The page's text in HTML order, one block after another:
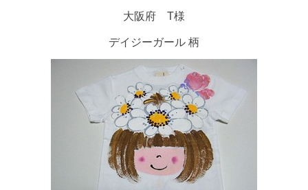
大阪府 T様
デイジーガール 柄